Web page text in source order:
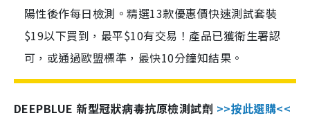
陽性後作每日檢測。精選13款優惠價快速測試套裝
$19以下買到，最平$10有交易！產品已獲衛生署認
可，或通過歐盟標準，最快10分鐘知結果。
DEEPBLUE 新型冠狀病毒抗原檢測試劑 >>按此選購<<